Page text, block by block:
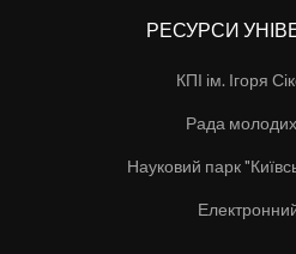
РЕСУРСИ
КПІ ім. Ігоря
Рада
Науковий парк